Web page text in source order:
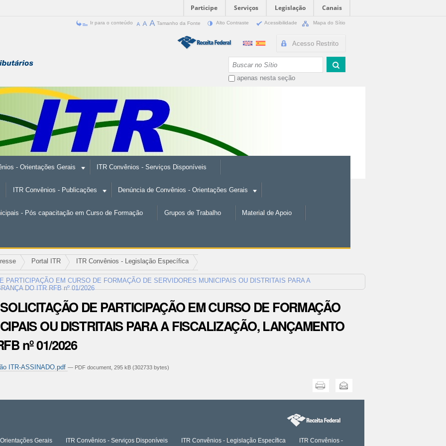
Participe Serviços Legislação
Canais
Ir para o conteúdo Tamanho da Fonte Alto Contraste Acessibilidade Mapa do Sítio
Acesso Restrito
apenas nesta seção
- Orientações Gerais ITR Convênios - Serviços Disponíveis
ITR Convênios - Publicações Denúncia de Convênios - Orientações Gerais
- Pós capacitação em Curso de Formação Grupos de Trabalho Material de Apoio
Portal ITR ITR Convênios - Legislação Específica
PARTICIPAÇÃO EM CURSO DE FORMAÇÃO DE SERVIDORES MUNICIPAIS OU DISTRITAIS PARA A
DO ITR RFB nº 01/2026
DE PARTICIPAÇÃO EM CURSO DE FORMAÇÃO
OU DISTRITAIS PARA A FISCALIZAÇÃO, LANÇAMENTO
nº 01/2026
ITR-ASSINADO.pdf — PDF document, 295 kB (302733 bytes)
Enviar
Gerais ITR Convênios - Serviços Disponíveis ITR Convênios - Legislação Específica ITR Convênios -